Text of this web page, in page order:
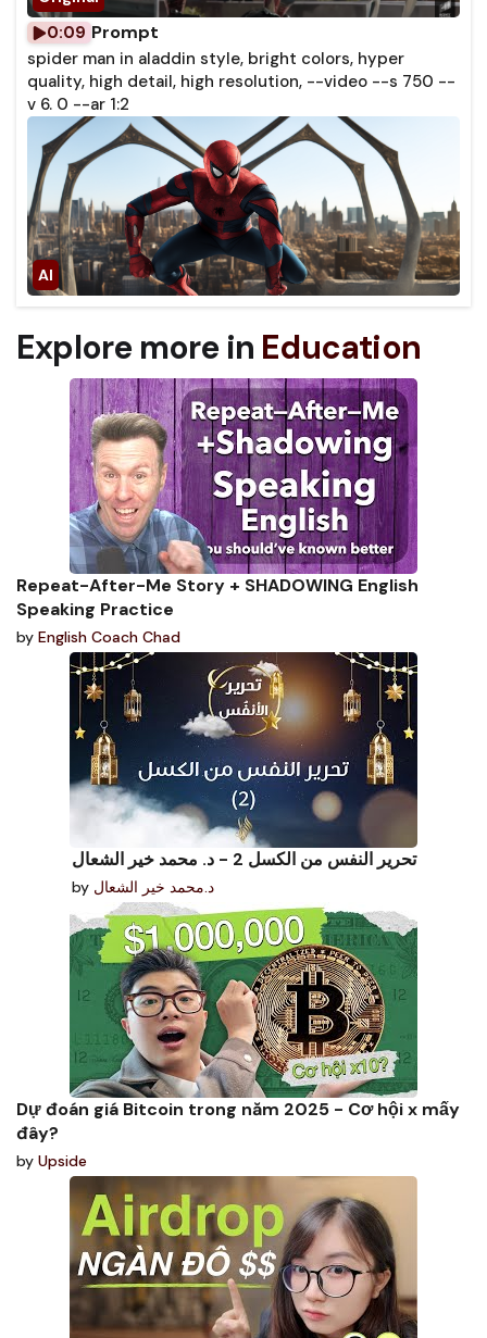
0:09 Prompt
spider man in aladdin style, bright colors, hyper
quality, high detail, high resolution, --video --s 750 --
v 6. 0 --ar 1:2
Explore more in Education
Repeat-After-Me Story + SHADOWING English
Speaking Practice
by English Coach Chad
تحرير النفس من الكسل 2 - د. محمد خير الشعال
by د.محمد خير الشعال
Dự đoán giá Bitcoin trong năm 2025 - Cơ hội x mấy
đây?
by Upside